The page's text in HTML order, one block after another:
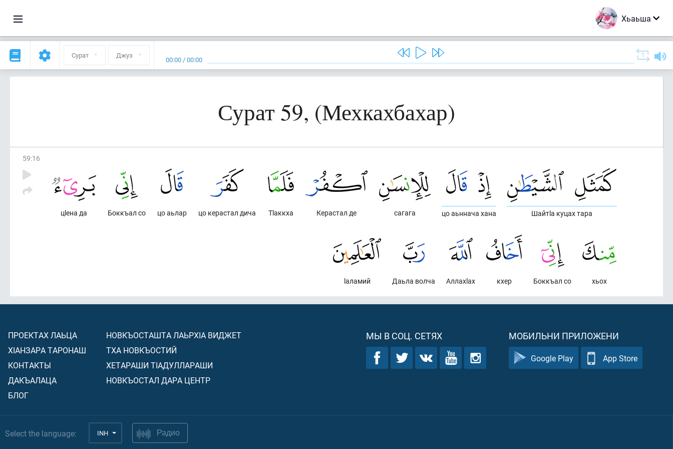
Хьаьша
Сурат Джуз 00:00 /00:00
Сурат 59, (Мехкахбахар)
59:16
Шайтlа куцах тара
цо аьннача хана
сагага
Керастал де
Тlаккха
цо керастал дича
цо аьлар
Боккъал со
цlена да
хьох
Боккъал со
кхер
Аллахlах
Даьла волча
lаламий
ПРОЕКТАХ ЛАЬЦА
ХIАНЗАРА ТАРОНАШ
КОНТАКТЫ
ДАКЪАЛАЦА
БЛОГ
НОВКЪОСТАШТА ЛАЬРХIА ВИДЖЕТ
ТХА НОВКЪОСТИЙ
ХЕТАРАШИ ТIАДУЛЛАРАШИ
НОВКЪОСТАЛ ДАРА ЦЕНТР
МЫ В СОЦ. СЕТЯХ МОБИЛЬНИ ПРИЛОЖЕНИ
Google Play App Store
Select the language: INH Радио